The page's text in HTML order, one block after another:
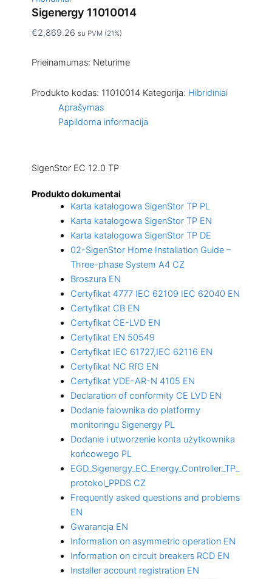
Sigenergy 11010014
€2,869.26 su PVM (21%)
Prieinamumas: Neturime
Produkto kodas: 11010014 Kategorija: Hibridiniai
Aprašymas
Papildoma informacija
SigenStor EC 12.0 TP
Produkto dokumentai
Karta katalogowa SigenStor TP PL
Karta katalogowa SigenStor TP EN
Karta katalogowa SigenStor TP DE
02-SigenStor Home Installation Guide –
Three-phase System A4 CZ
Broszura EN
Certyfikat 4777 IEC 62109 IEC 62040 EN
Certyfikat CB EN
Certyfikat CE-LVD EN
Certyfikat EN 50549
Certyfikat IEC 61727,IEC 62116 EN
Certyfikat NC RfG EN
Certyfikat VDE-AR-N 4105 EN
Declaration of conformity CE LVD EN
Dodanie falownika do platformy
monitoringu Sigenergy PL
Dodanie i utworzenie konta użytkownika
końcowego PL
EGD_Sigenergy_EC_Energy_Controller_TP_
protokol_PPDS CZ
Frequently asked questions and problems
EN
Gwarancja EN
Information on asymmetric operation EN
Information on circuit breakers RCD EN
Installer account registration EN